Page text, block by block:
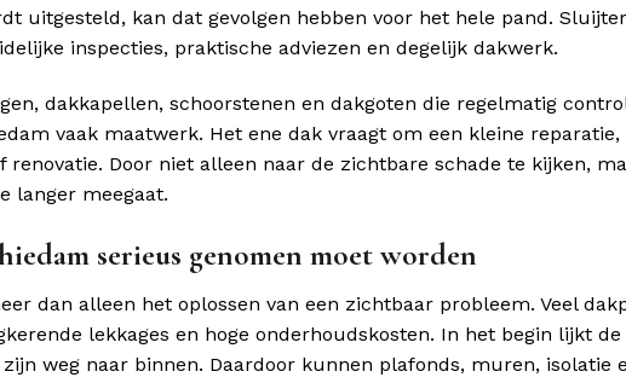
uitgesteld, kan dat gevolgen hebben voor het hele pand.
inspecties, praktische adviezen en degelijk dakwerk.
dakkapellen, schoorstenen en dakgoten die regelmatig
vaak maatwerk. Het ene dak vraagt om een kleine
Door niet alleen naar de zichtbare schade te kijken,
langer meegaat.
serieus genomen moet worden
dan alleen het oplossen van een zichtbaar probleem. Veel
lekkages en hoge onderhoudskosten. In het begin lijkt
weg naar binnen. Daardoor kunnen plafonds, muren, isolatie